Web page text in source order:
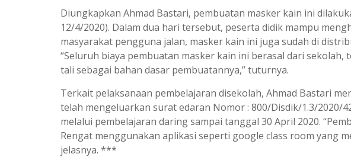
Diungkapkan Ahmad Bastari, pembuatan masker kain ini
12/4/2020). Dalam dua hari tersebut, peserta didik mampu
masyarakat pengguna jalan, masker kain ini juga sudah di
“Seluruh biaya pembuatan masker kain ini berasal dari
tali sebagai bahan dasar pembuatannya,” tuturnya.
Terkait pelaksanaan pembelajaran disekolah, Ahmad Bastari
telah mengeluarkan surat edaran Nomor : 800/Disdik/1.3/2020/
melalui pembelajaran daring sampai tanggal 30 April 2020.
Rengat menggunakan aplikasi seperti google class room yang
jelasnya. ***